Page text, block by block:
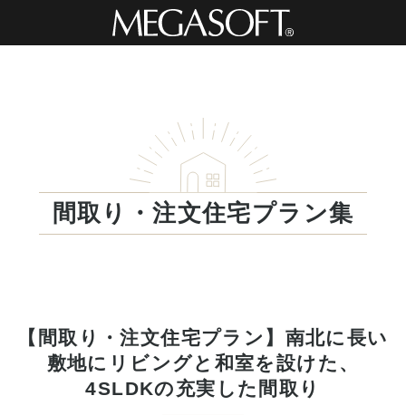
間取り・注文住宅プラン集
【間取り・注文住宅プラン】南北に長い
敷地にリビングと和室を設けた、
4SLDKの充実した間取り